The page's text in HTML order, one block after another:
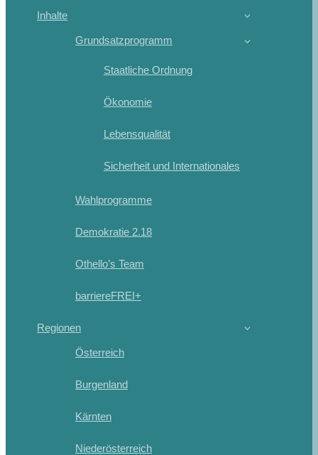
Inhalte
Grundsatzprogramm
Staatliche Ordnung
Ökonomie
Lebensqualität
Sicherheit und Internationales
Wahlprogramme
Demokratie 2.18
Othello’s Team
barriereFREI+
Regionen
Österreich
Burgenland
Kärnten
Niederösterreich